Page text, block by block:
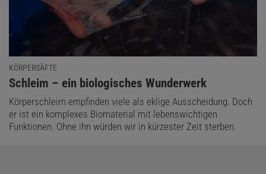
KÖRPERSÄFTE
:
Schleim – ein biologisches Wunderwerk
Körperschleim empfinden viele als eklige Ausscheidung. Doch
er ist ein komplexes Biomaterial mit lebenswichtigen
Funktionen. Ohne ihn würden wir in kürzester Zeit sterben.